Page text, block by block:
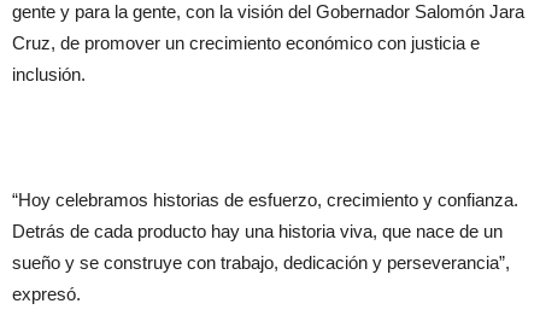
gente y para la gente, con la visión del Gobernador Salomón Jara
Cruz, de promover un crecimiento económico con justicia e
inclusión.
“Hoy celebramos historias de esfuerzo, crecimiento y confianza.
Detrás de cada producto hay una historia viva, que nace de un
sueño y se construye con trabajo, dedicación y perseverancia”,
expresó.